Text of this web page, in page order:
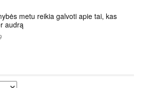
metu reikia galvoti apie tai, kas
audrą